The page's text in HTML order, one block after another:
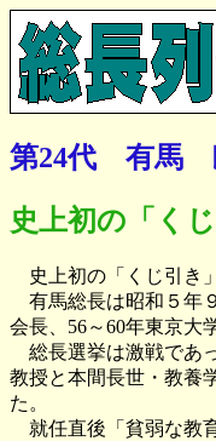
第24代 有馬
史上初の「く
史上初の「くじ引き
有馬総長は昭和５年
会長、56～60年東京大
総長選挙は激戦であ
教授と本間長世・教養
た。
就任直後「貧弱な教